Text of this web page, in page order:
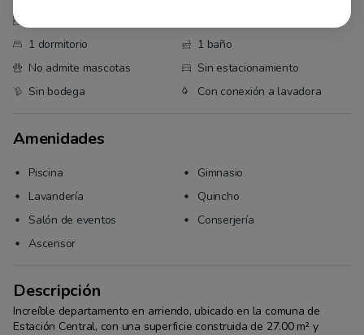
1 dormitorio
1 baño
No admite mascotas
Sin estacionamiento
Sin bodega
Con conexión a lavadora
Amenidades
Piscina
Gimnasio
Lavandería
Quincho
Salón de eventos
Conserjería
Ascensor
Descripción
Increíble departamento en arriendo, ubicado en la comuna de
Estación Central, con una superficie construida de 27.00 m² y